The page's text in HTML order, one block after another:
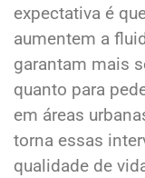
expectativa é
aumentem a
garantam mais
quanto para
em áreas
torna essas
qualidade de